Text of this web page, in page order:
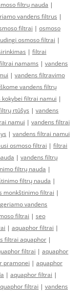
filtrų nauda |
vandens filtrus |
filtrai | osmoso
osmoso filtrai |
| filtrai
namams | vandens
| vandens filtravimo
vandens filtrų
kokybei filtrai namui |
rtūšys | vandens
namui | vandens filtrai
| vandens filtrai namui
osmoso filtrai | filtrai
| vandens filtrų
filtrų nauda |
filtrų nauda |
monkštinimo filtrai |
geriamo vandens
filtrai | seo
| aquaphor filtrai |
filtrai aquaphor |
filtrai | aquaphor
pramonei | aquaphor
| aquaphor filtrai |
filtrai | vandens